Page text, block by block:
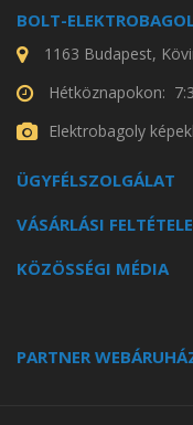
BOLT-
1163 Budapest,
Hétköznapokon:
Elektrobagoly
ÜGYFÉLSZOLGÁLAT
VÁSÁRLÁSI
KÖZÖSSÉGI MÉDIA
PARTNER